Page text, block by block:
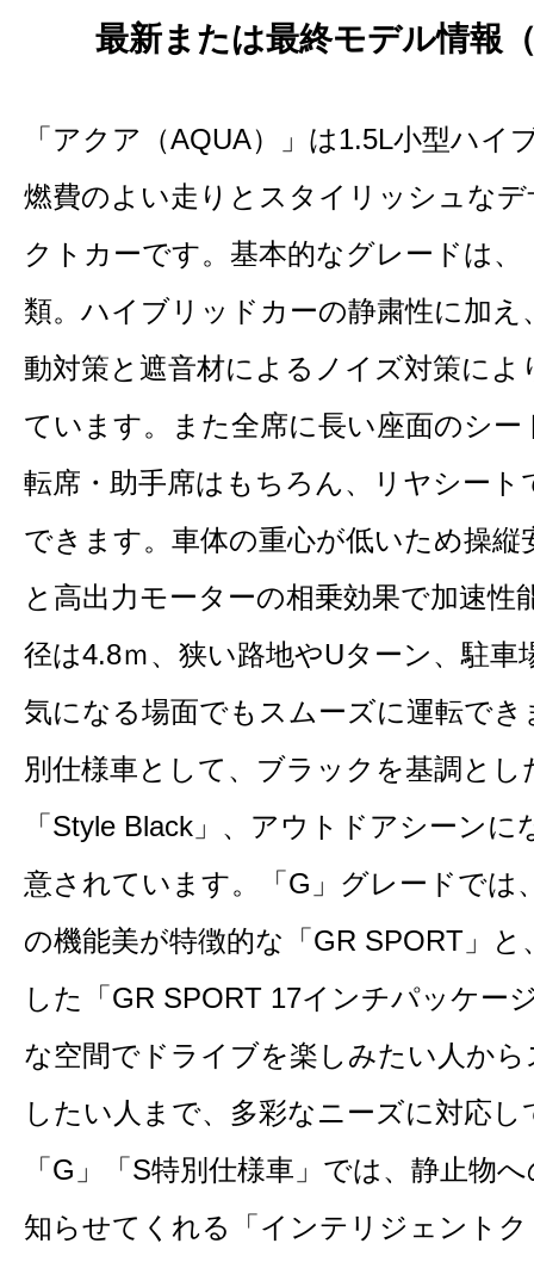
最新または最終モデル情報
「アクア（AQUA）」は1.5L小型ハ
燃費のよい走りとスタイリッシュな
クトカーです。基本的なグレードは、
類。ハイブリッドカーの静粛性に加
動対策と遮音材によるノイズ対策によ
ています。また全席に長い座面のシ
転席・助手席はもちろん、リヤシー
できます。車体の重心が低いため操
と高出力モーターの相乗効果で加速性
径は4.8ｍ、狭い路地やUターン、駐
気になる場面でもスムーズに運転で
別仕様車として、ブラックを基調と
「Style Black」、アウトドアシーン
意されています。「G」グレードでは
の機能美が特徴的な「GR SPORT」
した「GR SPORT 17インチパッケー
な空間でドライブを楽しみたい人か
したい人まで、多彩なニーズに対応
「G」「S特別仕様車」では、静止物
知らせてくれる「インテリジェント